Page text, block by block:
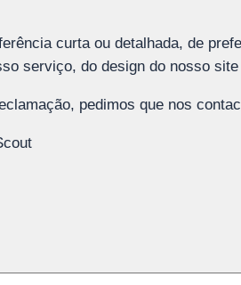
curta ou detalhada, de
serviço, do design do nosso
pedimos que nos